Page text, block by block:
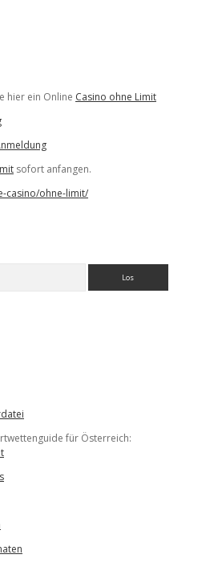
hier ein Online Casino ohne Limit
sofort anfangen.
casino/ohne-limit/
für Österreich: